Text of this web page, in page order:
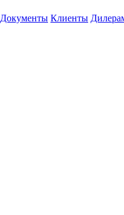
Документы Клиенты